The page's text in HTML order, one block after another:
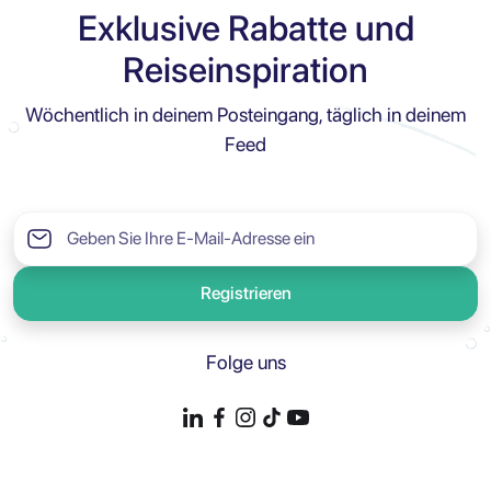
Exklusive Rabatte und
Reiseinspiration
Wöchentlich in deinem Posteingang, täglich in deinem
Feed
Registrieren
Folge uns